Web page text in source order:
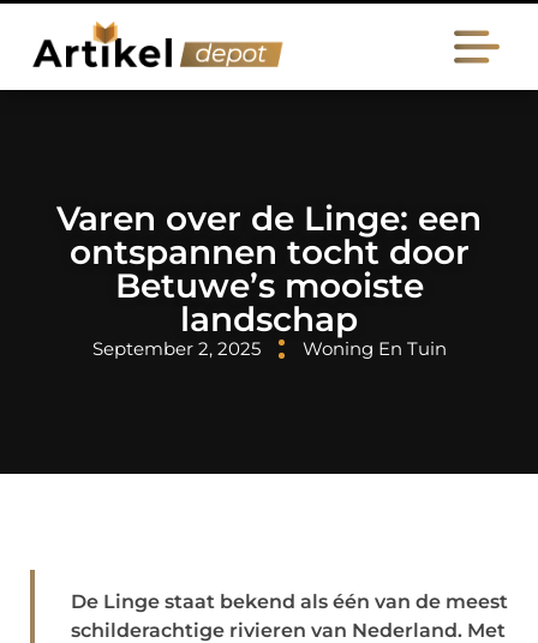
Varen over de Linge: een
ontspannen tocht door
Betuwe’s mooiste
landschap
September 2, 2025 Woning En Tuin
De Linge staat bekend als één van de meest
schilderachtige rivieren van Nederland. Met